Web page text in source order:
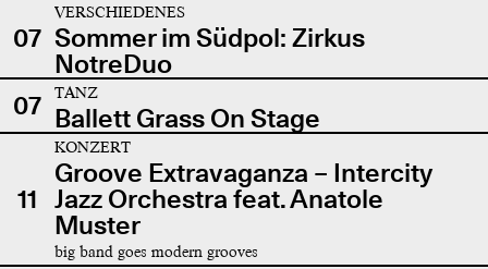
07
VERSCHIEDENES
Sommer im Südpol: Zirkus
NotreDuo
07
TANZ
Ballett Grass On Stage
11
KONZERT
Groove Extravaganza – Intercity
Jazz Orchestra feat. Anatole
Muster
big band goes modern grooves